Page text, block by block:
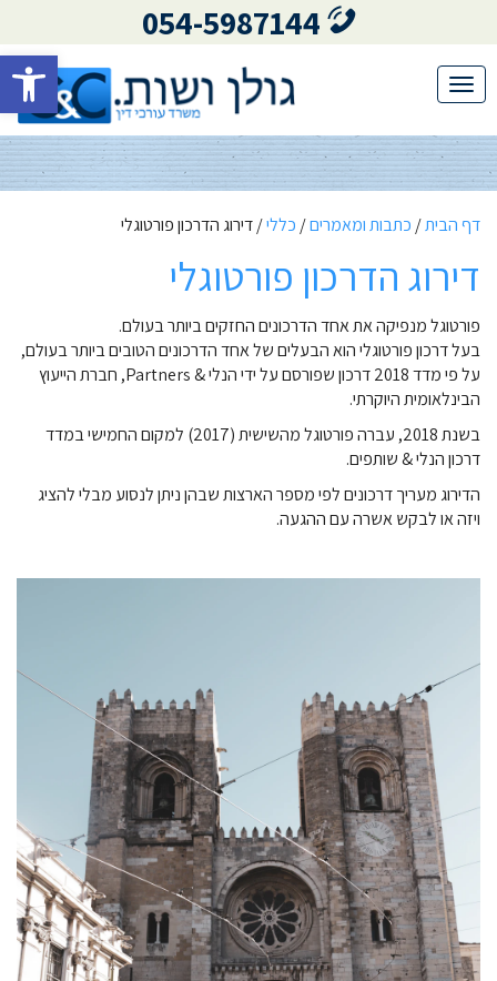
פתח
054-5987144
Toggle
דף הבית/ כתבות ומאמרים/ כללי/דירוג הדרכון פורטוגלי
דירוג הדרכון פורטוגלי
פורטוגל מנפיקה את אחד הדרכונים החזקים ביותר בעולם.
בעל דרכון פורטוגלי הוא הבעלים של אחד הדרכונים הטובים ביותר בעולם,
על פי מדד 2018 דרכון שפורסם על ידי הנלי & Partners, חברת הייעוץ
הבינלאומית היוקרתי.
בשנת 2018, עברה פורטוגל מהשישית (2017) למקום החמישי במדד
דרכון הנלי & שותפים.
הדירוג מעריך דרכונים לפי מספר הארצות שבהן ניתן לנסוע מבלי להציג
ויזה או לבקש אשרה עם ההגעה.